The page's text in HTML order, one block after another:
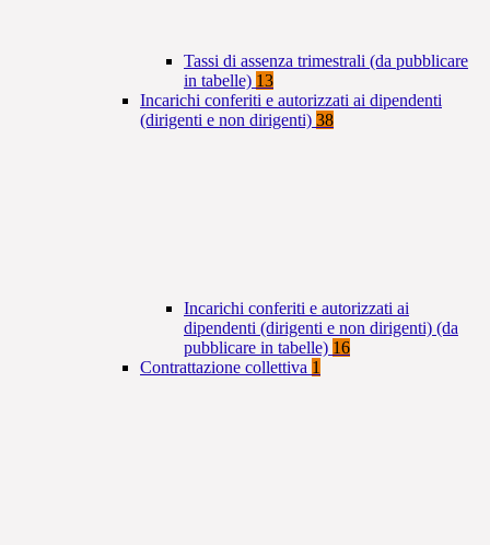
Tassi di assenza trimestrali (da pubblicare
in tabelle) 13
Incarichi conferiti e autorizzati ai dipendenti
(dirigenti e non dirigenti) 38
Incarichi conferiti e autorizzati ai
dipendenti (dirigenti e non dirigenti) (da
pubblicare in tabelle) 16
Contrattazione collettiva 1